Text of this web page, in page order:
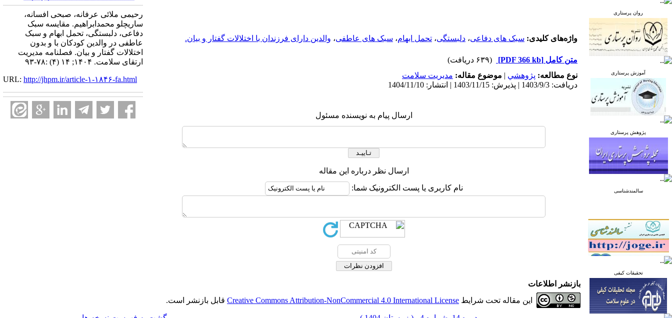
روان پرستاری
آموزش پرستاری
پژوهش پرستاری
سالمندشناسی
تحقیقات کیفی
واژه‌های کلیدی: سبک های دفاعی، دلبستگی، تحمل ابهام، سبک های عاطفی، والدین دارای فرزندان با اختلالات گفتار و بیان.
متن کامل [PDF 366 kb]
(۶۳۹ دریافت)
نوع مطالعه: پژوهشي | موضوع مقاله: مدیریت سلامت
دریافت: 1403/9/3 | پذیرش: 1403/11/15 | انتشار: 1404/11/10
ارسال پیام به نویسنده مسئول
ارسال نظر درباره این مقاله
نام کاربری یا پست الکترونیک شما:
رحیمی ملائی عرفانه، صبحی افسانه،
ساریچلو محمدابراهیم. مقایسه سبک
دفاعی، دلبستگی، تحمل ابهام و سبک
عاطفی در والدین کودکان با و بدون
اختلالات گفتار و بیان. فصلنامه مدیریت
ارتقای سلامت. ۱۴۰۴; ۱۴ (۴) :۷۸-۹۳
URL: http://jhpm.ir/article-۱-۱۸۴۶-fa.html
بازنشر اطلاعات
این مقاله تحت شرایط Creative Commons Attribution-NonCommercial 4.0 International License قابل بازنشر است.